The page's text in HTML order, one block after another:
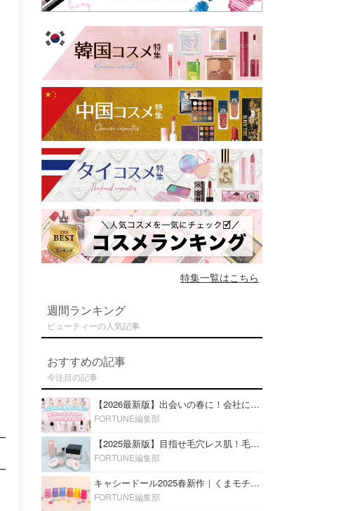
特集一覧はこちら
週間ランキング
ビューティーの人気記事
おすすめの記事
今注目の記事
【2026最新版】出会いの春に！会社にもおすすめの好印象な香水14選♡ビジネスの場での香水マナーも
FORTUNE編集部
【2025最新版】目指せ毛穴レス肌！毛穴を埋めて隠す「おすすめ部分用下地＆プライマー」ランキング♡
FORTUNE編集部
キャシードール2025春新作｜くまモチーフのミニリップ「シャイニーベア リップモイスト」をレビュー♡
FORTUNE編集部